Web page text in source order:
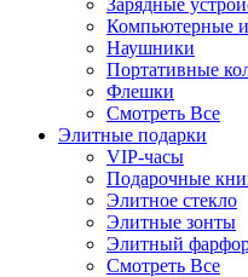
Зарядные
Компьютерные
Наушники
Портативные
Флешки
Смотреть Все
Элитные подарки
VIP-часы
Подарочные
Элитное стекло
Элитные зонты
Элитный
Смотреть Все